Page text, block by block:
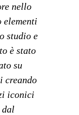
nello
elementi
studio e
è stato
su
creando
iconici